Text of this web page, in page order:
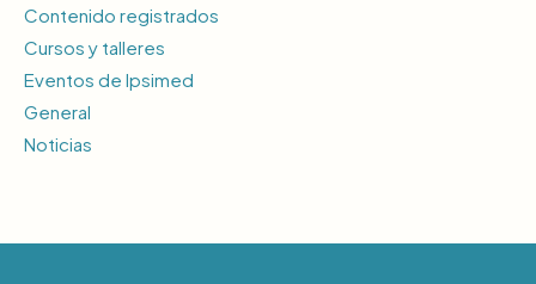
Contenido registrados
Cursos y talleres
Eventos de Ipsimed
General
Noticias